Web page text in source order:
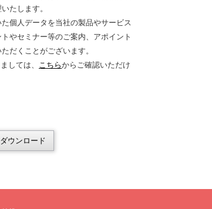
たします。
個人データを当社の製品やサービス
やセミナー等のご案内、アポイント
だくことがございます。
しては、 こちらからご確認いただけ
ダウンロード